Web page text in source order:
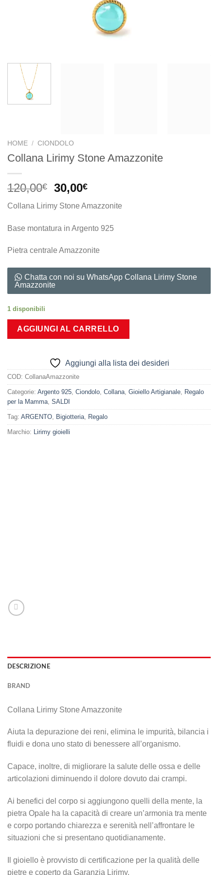
HOME / CIONDOLO
Collana Lirimy Stone Amazzonite
120,00€
Il
originale
era:
120,00€.
30,00€Il
attuale
è:
30,00€.
Collana Lirimy Stone Amazzonite
Base montatura in Argento 925
Pietra centrale Amazzonite
Chatta con noi su WhatsApp Collana Lirimy Stone
Amazzonite
1 disponibili
AGGIUNGI AL CARRELLO
Aggiungi alla lista dei desideri
COD: CollanaAmazzonite
Categorie: Argento 925 Ciondolo Collana Gioiello Artigianale Regalo
per la Mamma SALDI
Tag: ARGENTO Bigiotteria Regalo
Marchio: Lirimy gioielli
DESCRIZIONE
BRAND
Collana Lirimy Stone Amazzonite
Aiuta la depurazione dei reni, elimina le impurità, bilancia i
fluidi e dona uno stato di benessere all’organismo.
Capace, inoltre, di migliorare la salute delle ossa e delle
articolazioni diminuendo il dolore dovuto dai crampi.
Ai benefici del corpo si aggiungono quelli della mente, la
pietra Opale ha la capacità di creare un’armonia tra mente
e corpo portando chiarezza e serenità nell’affrontare le
situazioni che si presentano quotidianamente.
Il gioiello è provvisto di certificazione per la qualità delle
pietre e coperto da Garanzia Lirimy.